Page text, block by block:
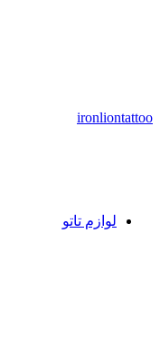
ironliontattoo
لوازم تاتو